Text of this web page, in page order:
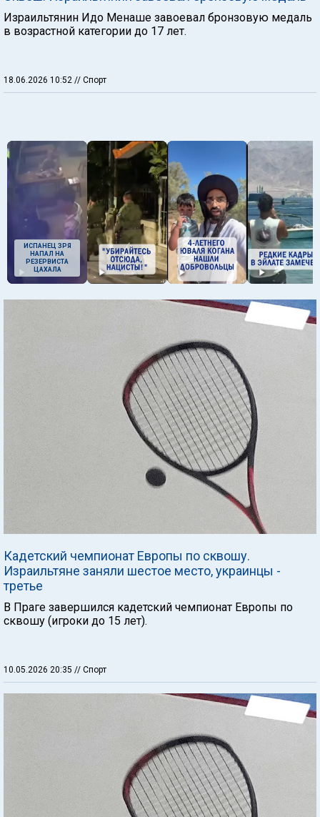
Израильтянин Идо Менаше завоевал бронзовую медаль
в возрастной категории до 17 лет.
18.06.2026 10:52 // Спорт
ИСПАНЕЦ ЗРЯ
НАПАЛ НА
РЕЗЕРВИСТА
ЦАХАЛА
Кадетский чемпионат Европы по сквошу.
Израильтяне заняли шестое место, украинцы -
третье
В Праге завершился кадетский чемпионат Европы по
сквошу (игроки до 15 лет).
10.05.2026 20:35 // Спорт